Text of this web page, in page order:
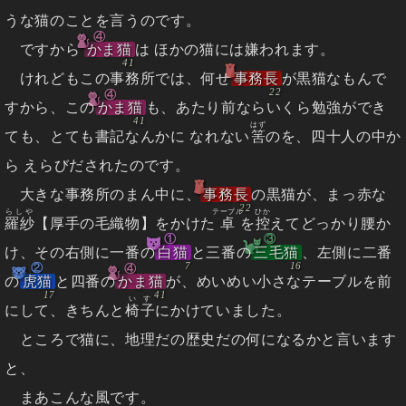
うな猫のことを言うのです。
ですからかま猫
④
は ほかの猫には嫌われます。
けれどもこの事務所では、何せ事務長 が黒猫なもんで
すから、このかま猫
④
も、あたり前ならいくら勉強ができ
ても、とても書記なんかに なれない筈
はず
のを、四十人の中か
ら えらびだされたのです。
大きな事務所のまん中に、事務長の黒猫が、まっ赤な
羅紗
らしや
【厚手の毛織物】をかけた 卓
テーブル
を控
ひか
えてどっかり腰か
け、その右側に一番の白猫
①
と三番の三毛猫
③
、左側に二番
の虎猫
②
と四番のかま猫
④
が、めいめい小さなテーブルを前
にして、きちんと椅子
いす
にかけていました。
ところで猫に、地理だの歴史だの何になるかと言います
と、
まあこんな風です。